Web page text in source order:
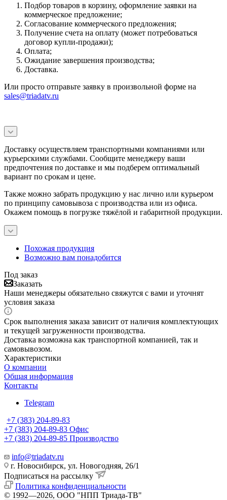
Подбор товаров в корзину, оформление заявки на
коммерческое предложение;
Согласование коммерческого предложения;
Получение счета на оплату (может потребоваться
договор купли-продажи);
Оплата;
Ожидание завершения производства;
Доставка.
Или просто отправьте заявку в произвольной форме на
sales@triadatv.ru
Доставку осуществляем транспортными компаниями или
курьерскими службами. Сообщите менеджеру ваши
предпочтения по доставке и мы подберем оптимальный
вариант по срокам и цене.
Также можно забрать продукцию у нас лично или курьером
по принципу самовывоза с производства или из офиса.
Окажем помощь в погрузке тяжёлой и габаритной продукции.
Похожая продукция
Возможно вам понадобится
Под заказ
Заказать
Наши менеджеры обязательно свяжутся с вами и уточнят
условия заказа
Срок выполнения заказа зависит от наличия комплектующих
и текущей загруженности производства.
Доставка возможна как транспортной компанией, так и
самовывозом.
Характеристики
О компании
Общая информация
Контакты
Telegram
+7 (383) 204-89-83
+7 (383) 204-89-83 Офис
+7 (383) 204-89-85 Производство
info@triadatv.ru
г. Новосибирск, ул. Новогодняя, 26/1
Подписаться на рассылку
Политика конфиденциальности
© 1992—2026, ООО "НПП Триада-ТВ"